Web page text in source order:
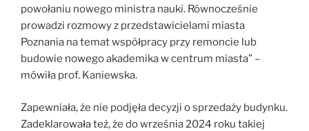
powołaniu nowego ministra nauki. Równocześnie
prowadzi rozmowy z przedstawicielami miasta
Poznania na temat współpracy przy remoncie lub
budowie nowego akademika w centrum miasta” –
mówiła prof. Kaniewska.
Zapewniała, że nie podjęła decyzji o sprzedaży budynku.
Zadeklarowała też, że do września 2024 roku takiej